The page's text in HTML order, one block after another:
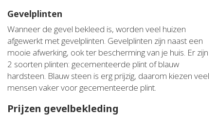
Gevelplinten
Wanneer de gevel bekleed is, worden veel huizen
afgewerkt met gevelplinten. Gevelplinten zijn naast een
mooie afwerking, ook ter bescherming van je huis. Er zijn
2 soorten plinten: gecementeerde plint of blauw
hardsteen. Blauw steen is erg prijzig, daarom kiezen veel
mensen vaker voor gecementeerde plint.
Prijzen gevelbekleding